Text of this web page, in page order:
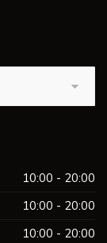
10:00 - 20:00
10:00 - 20:00
10:00 - 20:00